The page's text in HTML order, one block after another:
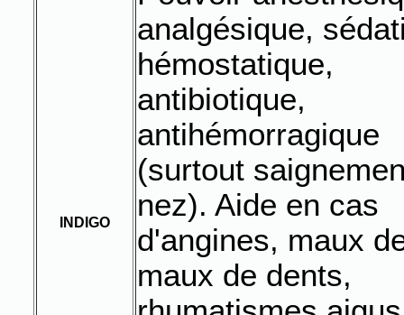
INDIGO
analgésique,
hémostatique,
antibiotique,
antihémorragique
(surtout
nez). Aide en cas
d'angines, maux
maux de dents,